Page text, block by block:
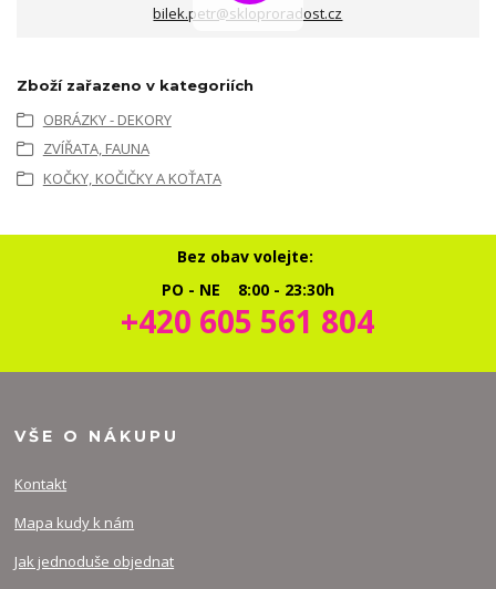
bilek.petr@skloproradost.cz
Zboží zařazeno v kategoriích
OBRÁZKY - DEKORY
ZVÍŘATA, FAUNA
KOČKY, KOČIČKY A KOŤATA
Bez obav volejte:
PO - NE 8:00 - 23:30h
+420 605 561 804
VŠE O NÁKUPU
Kontakt
Mapa kudy k nám
Jak jednoduše objednat